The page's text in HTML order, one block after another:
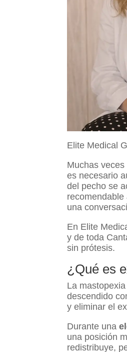
Elite Medical
Muchas
es necesario
del pecho se
una
En Elite
y de toda
sin prótesis.
¿Qué es
La
descendido
y eliminar el
Durante una
una posición
redistribuye,